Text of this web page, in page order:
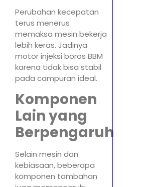
Perubahan kecepatan
terus menerus
memaksa mesin bekerja
lebih keras. Jadinya
motor injeksi boros BBM
karena tidak bisa stabil
pada campuran ideal.
Komponen
Lain yang
Berpengaruh
Selain mesin dan
kebiasaan, beberapa
komponen tambahan